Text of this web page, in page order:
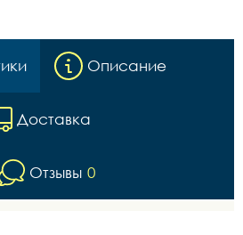
Описание
Доставка
Отзывы 0